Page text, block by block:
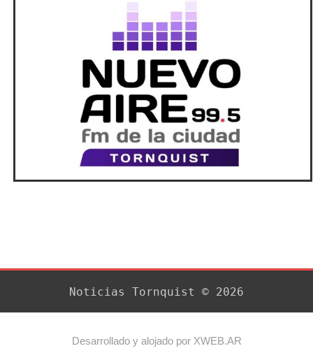
Noticias Tornquist © 2026
Desarrollado y alojado por XWEB.AR